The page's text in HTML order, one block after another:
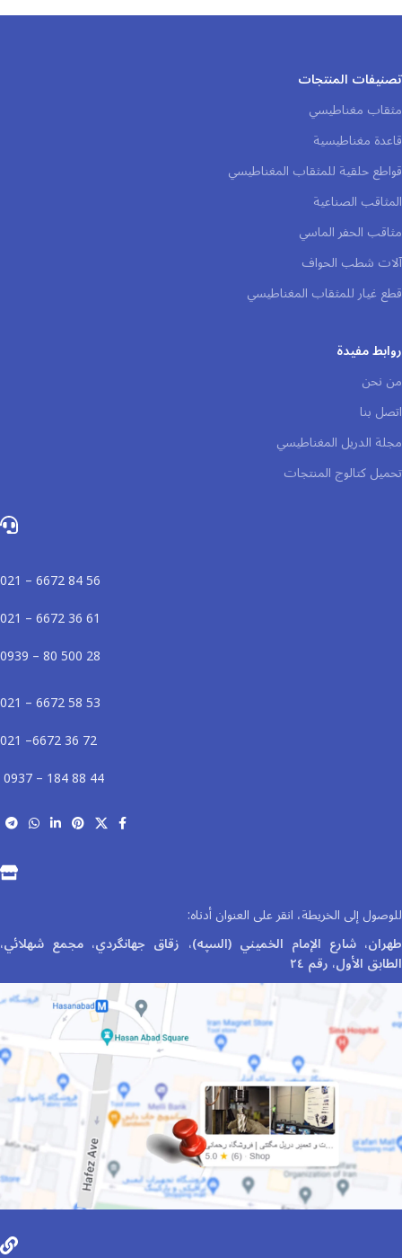
تصنيفات المنتجات
مثقاب مغناطيسي
قاعدة مغناطيسية
قواطع حلقية للمثقاب المغناطيسي
المثاقب الصناعية
مثاقب الحفر الماسي
آلات شطب الحواف
قطع غيار للمثقاب المغناطيسي
روابط مفيدة
من نحن
اتصل بنا
مجلة الدريل المغناطيسي
تحميل كتالوج المنتجات
56 84 6672 – 021
61 36 6672 – 021
28 500 80 – 0939
53 58 6672 – 021
72 36 6672– 021
44 88 184 – 0937
للوصول إلى الخريطة، انقر على العنوان أدناه:
طهران، شارع الإمام الخميني (السپه)، زقاق جهانگردي، مجمع شهلائي،
الطابق الأول، رقم ٢٤